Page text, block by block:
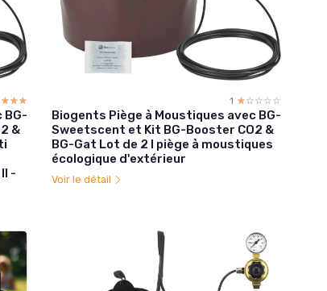
BG-
&
-
1 ☆☆☆☆☆
★★★★★
Biogents Piège à Moustiques avec BG-
Sweetscent et Kit BG-Booster CO2 &
BG-Gat Lot de 2 I piège à moustiques
écologique d'extérieur
Voir le détail